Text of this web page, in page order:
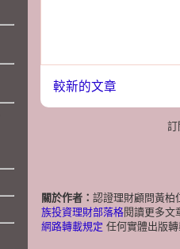
較新的文章
訂
關於作者： 認證理財顧問黃柏
族投資理財部落格閱讀更多文
網路轉載規定 任何實體出版